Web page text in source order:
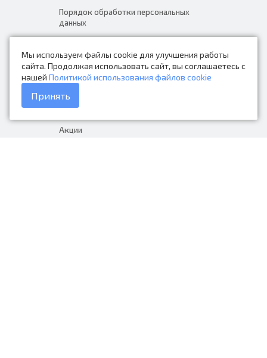
Мы используем файлы cookie для улучшения работы
сайта. Продолжая использовать сайт, вы соглашаетесь с
нашей Политикой использования файлов cookie
Принять
Порядок обработки персональных
данных
Контакты
Каталог товаров
Доставка и оплата
Акции